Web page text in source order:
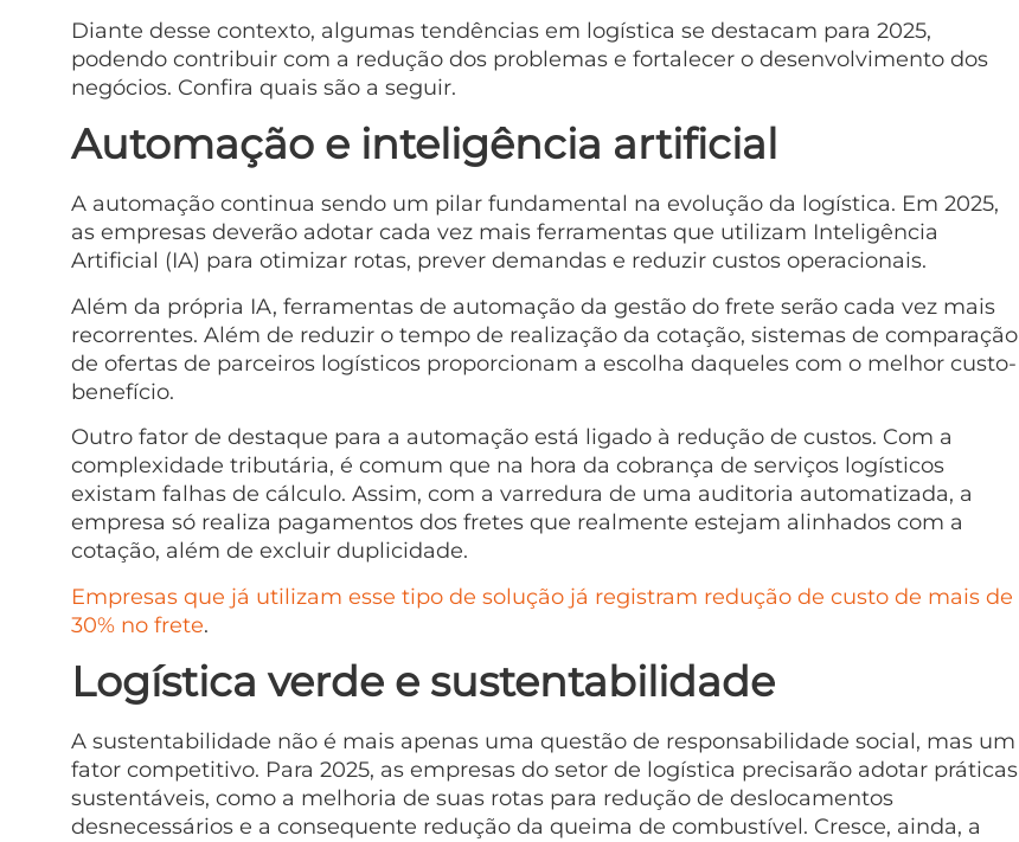
Diante desse contexto, algumas tendências em logística se destacam para 2025,
podendo contribuir com a redução dos problemas e fortalecer o desenvolvimento dos
negócios. Confira quais são a seguir.
Automação e inteligência artificial
A automação continua sendo um pilar fundamental na evolução da logística. Em 2025,
as empresas deverão adotar cada vez mais ferramentas que utilizam Inteligência
Artificial (IA) para otimizar rotas, prever demandas e reduzir custos operacionais.
Além da própria IA, ferramentas de automação da gestão do frete serão cada vez mais
recorrentes. Além de reduzir o tempo de realização da cotação, sistemas de comparação
de ofertas de parceiros logísticos proporcionam a escolha daqueles com o melhor custo-
benefício.
Outro fator de destaque para a automação está ligado à redução de custos. Com a
complexidade tributária, é comum que na hora da cobrança de serviços logísticos
existam falhas de cálculo. Assim, com a varredura de uma auditoria automatizada, a
empresa só realiza pagamentos dos fretes que realmente estejam alinhados com a
cotação, além de excluir duplicidade.
Empresas que já utilizam esse tipo de solução já registram redução de custo de mais de
30% no frete.
Logística verde e sustentabilidade
A sustentabilidade não é mais apenas uma questão de responsabilidade social, mas um
fator competitivo. Para 2025, as empresas do setor de logística precisarão adotar práticas
sustentáveis, como a melhoria de suas rotas para redução de deslocamentos
desnecessários e a consequente redução da queima de combustível. Cresce, ainda, a